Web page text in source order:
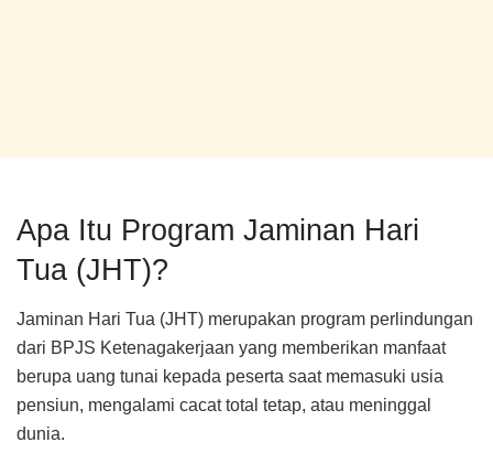
Apa Itu Program Jaminan Hari
Tua (JHT)?
Jaminan Hari Tua (JHT) merupakan program perlindungan
dari BPJS Ketenagakerjaan yang memberikan manfaat
berupa uang tunai kepada peserta saat memasuki usia
pensiun, mengalami cacat total tetap, atau meninggal
dunia.